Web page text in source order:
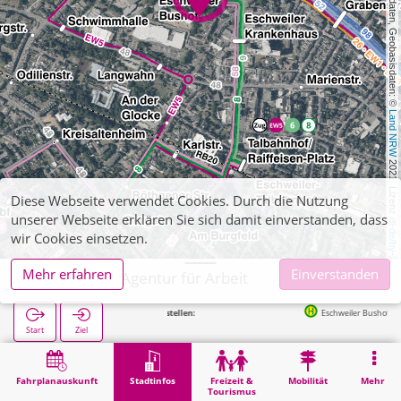
, Kartendaten, Geobasisdaten: ©
Land NRW
2021, Lizenz
dl-de/by-2-0
Fahrplanauskunft Stadtinfos
Freizeit &
Tourismus
Mobilität Mehr
Eschweiler, Agentur für Arbeit
Start Ziel
Nächste Haltestellen: Eschweiler Bushof in 77m
Stadtinfos Eschweiler, Agentur für Arbeit
Diese Webseite verwendet Cookies. Durch die Nutzung
unserer Webseite erklären Sie sich damit einverstanden, dass
wir Cookies einsetzen.
Mehr erfahren
Einverstanden